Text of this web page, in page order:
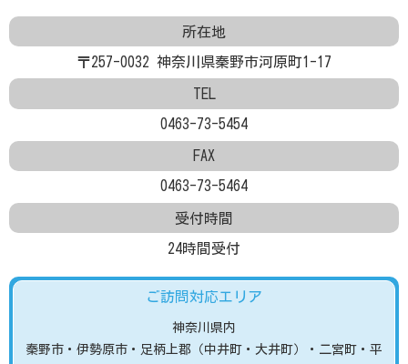
所在地
〒257-0032 神奈川県秦野市河原町1-17
TEL
0463-73-5454
FAX
0463-73-5464
受付時間
24時間受付
ご訪問対応エリア
神奈川県内
秦野市 ・伊勢原市 ・足柄上郡（中井町・大井町）
・二宮町・平